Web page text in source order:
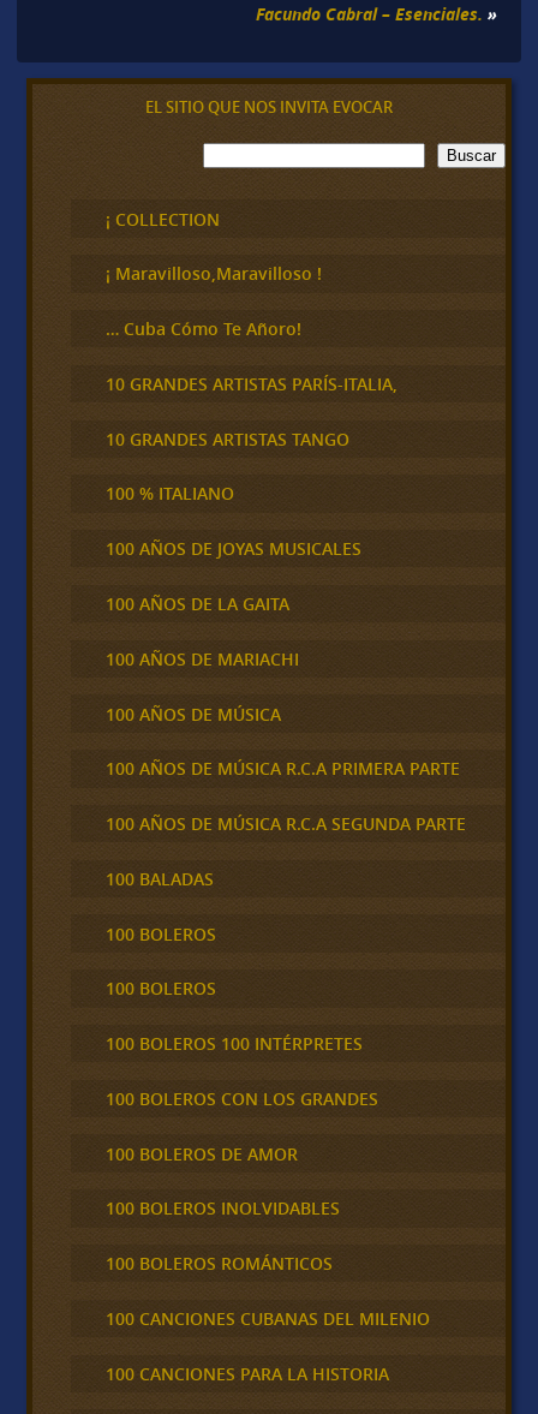
Facundo Cabral – Esenciales. »
EL SITIO QUE NOS INVITA EVOCAR
B
u
c
a
Buscar
¡ COLLECTION
¡ Maravilloso,Maravilloso !
… Cuba Cómo Te Añoro!
10 GRANDES ARTISTAS PARÍS-ITALIA,
10 GRANDES ARTISTAS TANGO
100 % ITALIANO
100 AÑOS DE JOYAS MUSICALES
100 AÑOS DE LA GAITA
100 AÑOS DE MARIACHI
100 AÑOS DE MÚSICA
100 AÑOS DE MÚSICA R.C.A PRIMERA PARTE
100 AÑOS DE MÚSICA R.C.A SEGUNDA PARTE
100 BALADAS
100 BOLEROS
100 BOLEROS
100 BOLEROS 100 INTÉRPRETES
100 BOLEROS CON LOS GRANDES
100 BOLEROS DE AMOR
100 BOLEROS INOLVIDABLES
100 BOLEROS ROMÁNTICOS
100 CANCIONES CUBANAS DEL MILENIO
100 CANCIONES PARA LA HISTORIA